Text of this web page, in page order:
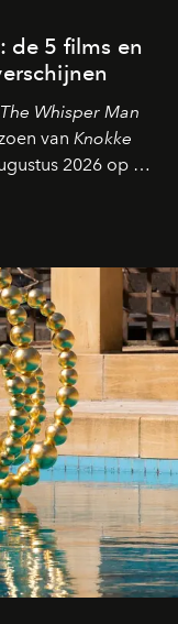
de 5 films en
The Whisper Man
van Knokke
2026 op de